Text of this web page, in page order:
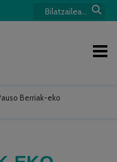
Berriak-eko